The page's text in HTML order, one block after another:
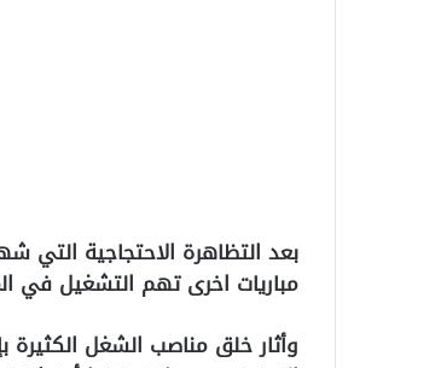
بعد التظاهرة الاحتجاجية التي
مباريات اخرى تهم التشغيل في
وأثار خلق مناصب الشغل